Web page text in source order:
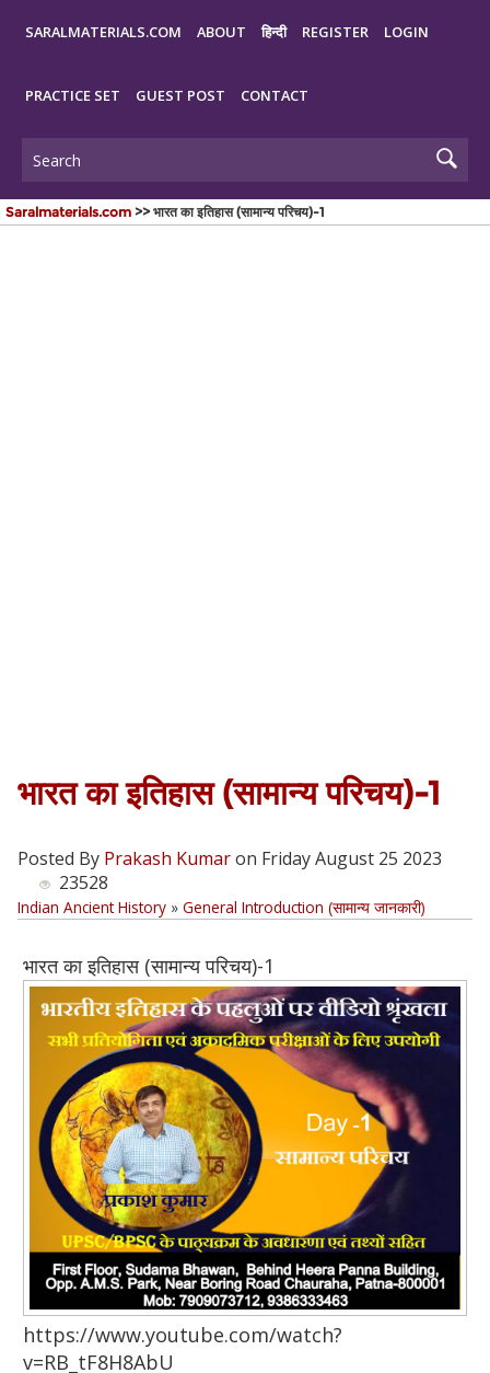
SARALMATERIALS.COM ABOUT हिन्दी REGISTER LOGIN
PRACTICE SET GUEST POST CONTACT
Saralmaterials.com >> भारत का इतिहास (सामान्य परिचय)-1
भारत का इतिहास (सामान्य परिचय)-1
Posted By Prakash Kumaron Friday August 25 2023
23528
Indian Ancient History » General Introduction (सामान्य जानकारी)
भारत का इतिहास (सामान्य परिचय)-1
https://www.youtube.com/watch?
v=RB_tF8H8AbU